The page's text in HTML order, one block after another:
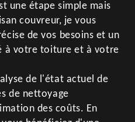
une étape simple mais
couvreur, je vous
de vos besoins et un
à votre toiture et à votre
de l'état actuel de
de nettoyage
des coûts. En